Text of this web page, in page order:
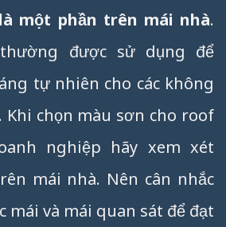
một phần trên mái nhà.
được sử dụng để
tự nhiên cho các không
chọn màu sơn cho roof
nghiệp hãy xem xét
mái nhà. Nên cân nhắc
mái và mái quan sát để đạt